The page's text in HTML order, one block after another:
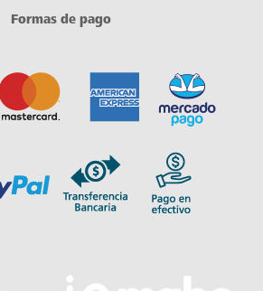
Formas de pago